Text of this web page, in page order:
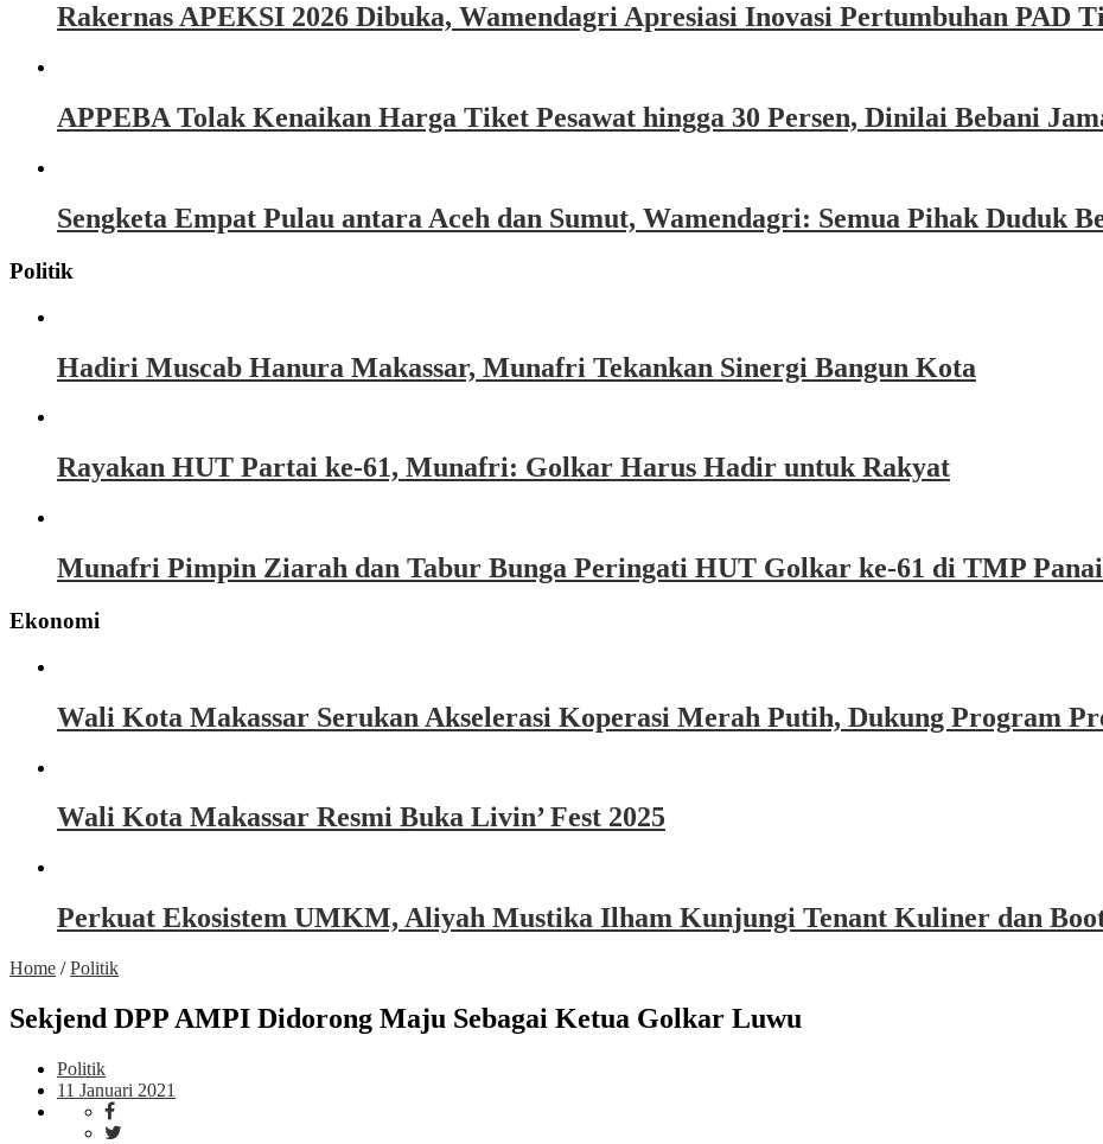
Rakernas APEKSI 2026 Dibuka, Wamendagri Apresiasi Inovasi Pertumbuhan PAD
APPEBA Tolak Kenaikan Harga Tiket Pesawat hingga 30 Persen, Dinilai Bebani
Sengketa Empat Pulau antara Aceh dan Sumut, Wamendagri: Semua Pihak Duduk
Politik
Hadiri Muscab Hanura Makassar, Munafri Tekankan Sinergi Bangun Kota
Rayakan HUT Partai ke-61, Munafri: Golkar Harus Hadir untuk Rakyat
Munafri Pimpin Ziarah dan Tabur Bunga Peringati HUT Golkar ke-61 di TMP
Ekonomi
Wali Kota Makassar Serukan Akselerasi Koperasi Merah Putih, Dukung Program
Wali Kota Makassar Resmi Buka Livin’ Fest 2025
Perkuat Ekosistem UMKM, Aliyah Mustika Ilham Kunjungi Tenant Kuliner dan
Home /Politik
Sekjend DPP AMPI Didorong Maju Sebagai Ketua Golkar Luwu
Politik
11 Januari 2021